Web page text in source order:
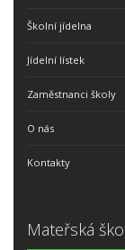
Školní jídelna
Jídelní lístek
Zaměstnanci školy
O nás
Kontakty
Mateřská